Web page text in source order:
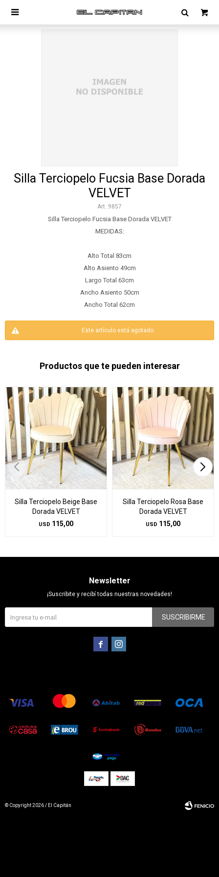

Silla Terciopelo Fucsia Base Dorada
VELVET
9857
Silla Terciopelo Fucsia Base Dorada VELVET
MEDIDAS:
Alto Total 83cm
Alto Asiento 49cm
Largo Total 63cm
Ancho Asiento 50cm
Ancho Total 62cm
Este artículo está agotado.
Productos que te pueden interesar
Silla Terciopelo Beige Base
Dorada VELVET
USD 115,00
Silla Terciopelo Rosa Base
Dorada VELVET
USD 115,00
Newsletter
¡Suscribite y recibí todas nuestras novedades!
SUSCRIBIRME
 
© Copyright 2026 / El Capitán